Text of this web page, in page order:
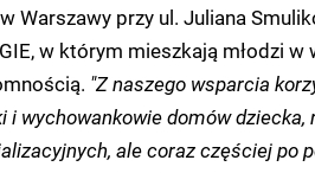
Warszawy przy ul. Juliana
w którym mieszkają młodzi
"Z naszego wsparcia
i wychowankowie domów
ale coraz częściej po